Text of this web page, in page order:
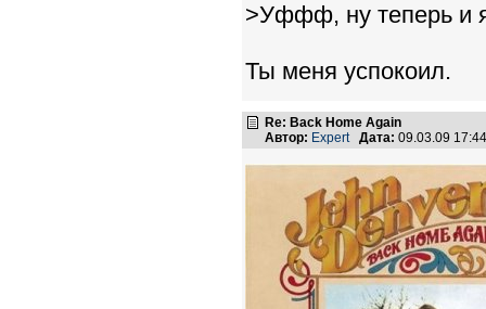
>Уффф, ну теперь и
Ты меня успокоил.
Re: Back Home Again
Автор: Expert Дата: 09.03.09